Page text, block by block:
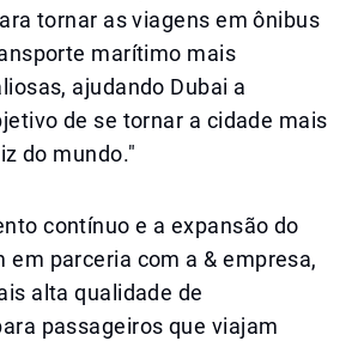
tornar as viagens em ônibus
marítimo mais
ajudando Dubai a
de se tornar a cidade mais
do mundo."
contínuo e a expansão do
em parceria com a & empresa,
alta qualidade de
passageiros que viajam